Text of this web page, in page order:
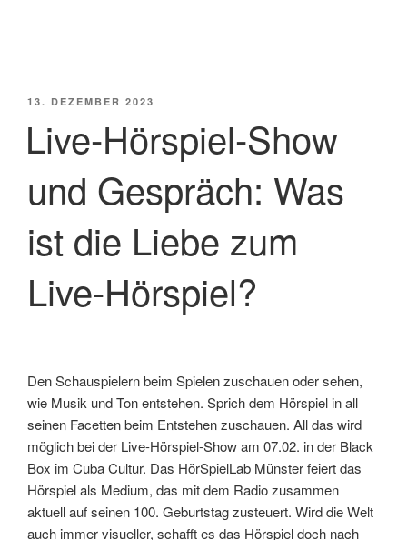
VERÖFFENTLICHT
13. DEZEMBER 2023
Live-Hörspiel-Show
und Gespräch: Was
ist die Liebe zum
Live-Hörspiel?
Den Schauspielern beim Spielen zuschauen oder sehen,
wie Musik und Ton entstehen. Sprich dem Hörspiel in all
seinen Facetten beim Entstehen zuschauen. All das wird
möglich bei der Live-Hörspiel-Show am 07.02. in der Black
Box im Cuba Cultur. Das HörSpielLab Münster feiert das
Hörspiel als Medium, das mit dem Radio zusammen
aktuell auf seinen 100. Geburtstag zusteuert. Wird die Welt
auch immer visueller, schafft es das Hörspiel doch nach